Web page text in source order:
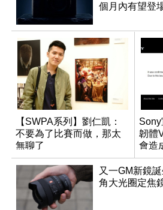
個月內有望登
【SWPA系列】劉仁凱：
不要為了比賽而做，那太
無聊了
韌體
會造
又一GM新鏡
角大光圈定焦